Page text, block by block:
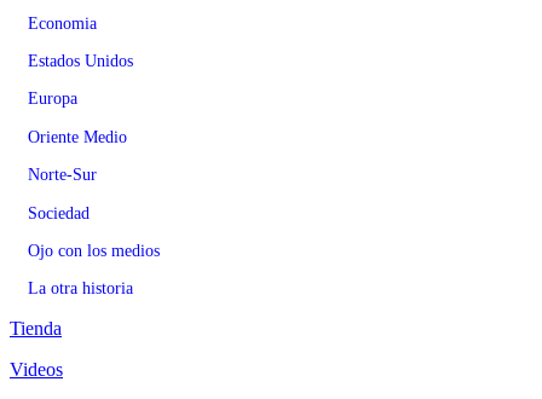
Economia
Estados Unidos
Europa
Oriente Medio
Norte-Sur
Sociedad
Ojo con los medios
La otra historia
Tienda
Videos